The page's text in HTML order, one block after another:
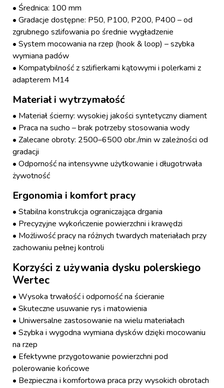
• Średnica: 100 mm
• Gradacje dostępne: P50, P100, P200, P400 – od
zgrubnego szlifowania po średnie wygładzenie
• System mocowania na rzep (hook & loop) – szybka
wymiana padów
• Kompatybilność z szlifierkami kątowymi i polerkami z
adapterem M14
Materiał i wytrzymałość
• Materiał ścierny: wysokiej jakości syntetyczny diament
• Praca na sucho – brak potrzeby stosowania wody
• Zalecane obroty: 2500–6500 obr./min w zależności od
gradacji
• Odporność na intensywne użytkowanie i długotrwała
żywotność
Ergonomia i komfort pracy
• Stabilna konstrukcja ograniczająca drgania
• Precyzyjne wykończenie powierzchni i krawędzi
• Możliwość pracy na różnych twardych materiałach przy
zachowaniu pełnej kontroli
Korzyści z używania dysku polerskiego
Wertec
• Wysoka trwałość i odporność na ścieranie
• Skuteczne usuwanie rys i matowienia
• Uniwersalne zastosowanie na wielu materiałach
• Szybka i wygodna wymiana dysków dzięki mocowaniu
na rzep
• Efektywne przygotowanie powierzchni pod
polerowanie końcowe
• Bezpieczna i komfortowa praca przy wysokich obrotach